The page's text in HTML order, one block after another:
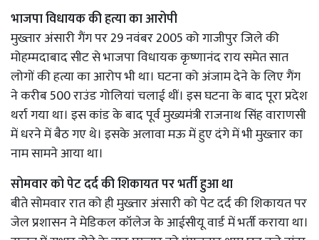
भाजपा विधायक की हत्या का आरोपी
मुख्तार अंसारी गैंग पर 29 नवंबर 2005 को गाजीपुर जिले की
मोहम्मदाबाद सीट से भाजपा विधायक कृष्णानंद राय समेत सात
लोगों की हत्या का आरोप भी था। घटना को अंजाम देने के लिए गैंग
ने करीब 500 राउंड गोलियां चलाई थीं। इस घटना के बाद पूरा प्रदेश
थर्रा गया था। इस कांड के बाद पूर्व मुख्यमंत्री राजनाथ सिंह वाराणसी
में धरने में बैठ गए थे। इसके अलावा मऊ में हुए दंगे में भी मुख्तार का
नाम सामने आया था।
सोमवार को पेट दर्द की शिकायत पर भर्ती हुआ था
बीते सोमवार रात को ही मुख्तार अंसारी को पेट दर्द की शिकायत पर
जेल प्रशासन ने मेडिकल कॉलेज के आईसीयू वार्ड में भर्ती कराया था।